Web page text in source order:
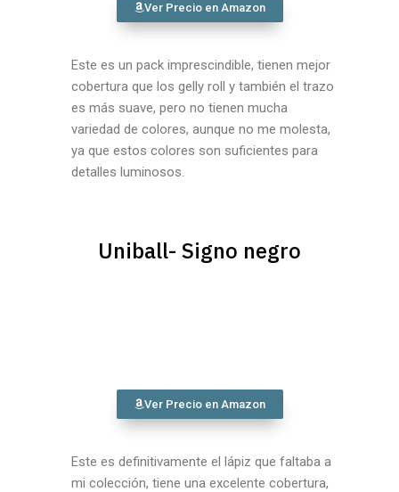
Ver Precio en Amazon
Este es un pack imprescindible, tienen mejor
cobertura que los gelly roll y también el trazo
es más suave, pero no tienen mucha
variedad de colores, aunque no me molesta,
ya que estos colores son suficientes para
detalles luminosos.
Uniball- Signo negro
Ver Precio en Amazon
Este es definitivamente el lápiz que faltaba a
mi colección, tiene una excelente cobertura,